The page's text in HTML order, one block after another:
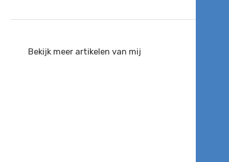
Bekijk meer artikelen van mij